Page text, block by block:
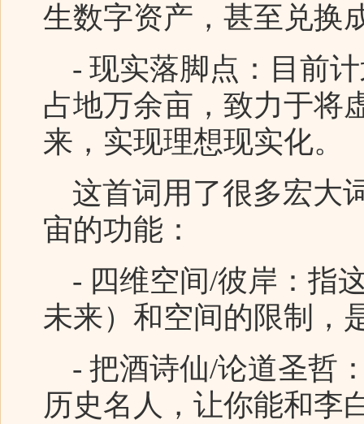
生数字资产，甚至兑换
- 现实落脚点：目前
占地万余亩，致力于将
来，实现理想现实化。
这首词用了很多宏大
宙的功能：
- 四维空间/彼岸：指
未来）和空间的限制，
- 把酒诗仙/论道圣哲
历史名人，让你能和李